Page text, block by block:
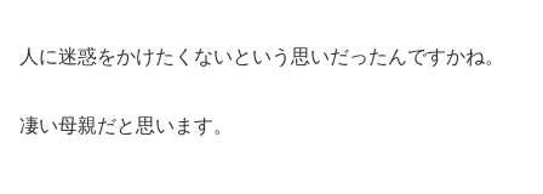
人に迷惑をかけたくないという思いだったんですかね。
凄い母親だと思います。